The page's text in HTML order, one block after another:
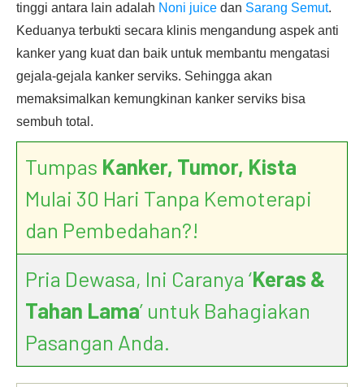
tinggi antara lain adalah Noni juice dan Sarang Semut.
Keduanya terbukti secara klinis mengandung aspek anti
kanker yang kuat dan baik untuk membantu mengatasi
gejala-gejala kanker serviks. Sehingga akan
memaksimalkan kemungkinan kanker serviks bisa
sembuh total.
Tumpas Kanker, Tumor, Kista
Mulai 30 Hari Tanpa Kemoterapi
dan Pembedahan?!
Pria Dewasa, Ini Caranya ‘Keras &
Tahan Lama’ untuk Bahagiakan
Pasangan Anda.